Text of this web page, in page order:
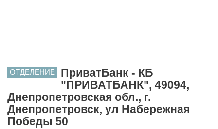
ОТДЕЛЕНИЕ
ПриватБанк - КБ
"ПРИВАТБАНК", 49094,
Днепропетровская обл., г.
Днепропетровск, ул Набережная
Победы 50